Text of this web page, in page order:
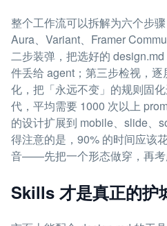
整个工作流可以拆解为六个步
Aura、Variant、Framer
二步装弹，把选好的
件丢给 agent；第三步检视，
化，把「永远不变」的规则固
代，平均需要 1000 次以上
的设计扩展到 mobile、slide、
得注意的是，90% 的时间应该
音——先把一个形态做穿，再考
Skills 才是真正的护